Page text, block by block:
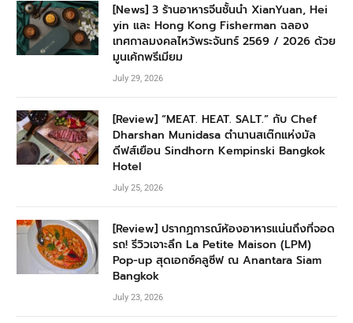
[News] 3 ร้านอาหารจีนชั้นนำ XianYuan, Hei
yin และ Hong Kong Fisherman ฉลอง
เทศกาลมงคลไหว้พระจันทร์ 2569 / 2026 ด้วย
มูนเค้กพรีเมียม
July 29, 2026
[Review] “MEAT. HEAT. SALT.” กับ Chef
Dharshan Munidasa ตำนานสเต๊กแห่งมัล
ดีฟส์เยือน Sindhorn Kempinski Bangkok
Hotel
July 25, 2026
[Review] ปรากฏการณ์ห้องอาหารแน่นถึงที่จอด
รถ! รีวิวเจาะลึก La Petite Maison (LPM)
Pop-up สุดเอกซ์คลูซีฟ ณ Anantara Siam
Bangkok
July 23, 2026